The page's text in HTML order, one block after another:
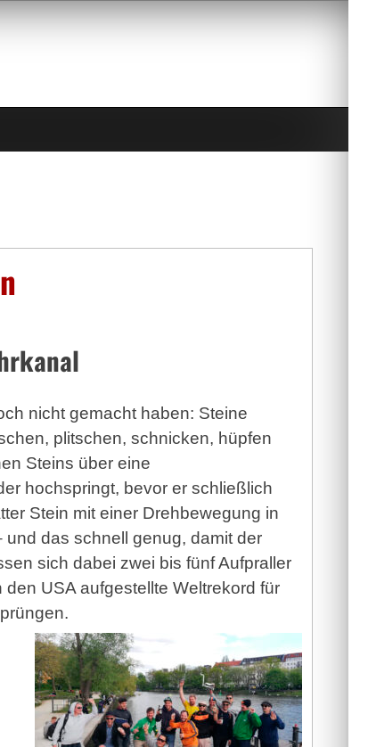
nicht gemacht haben: Steine
plitschen, schnicken, hüpfen
Steins über eine
hochspringt, bevor er schließlich
Stein mit einer Drehbewegung in
das schnell genug, damit der
sich dabei zwei bis fünf Aufpraller
USA aufgestellte Weltrekord für